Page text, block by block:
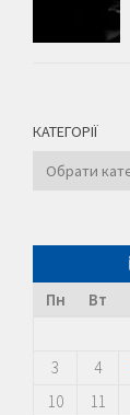
КАТЕГОРІЇ
Категорії
Пн
Вт
3
4
10
11